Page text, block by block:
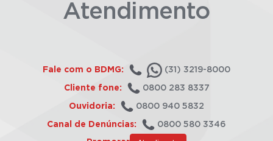
Atendimento
Fale com o BDMG: (31) 3219-8000
Cliente fone: 0800 283 8337
Ouvidoria: 0800 940 5832
Canal de Denúncias: 0800 580 3346